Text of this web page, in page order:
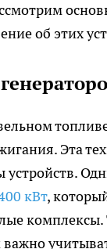
об этих
Эта
кВт,
комплексы.